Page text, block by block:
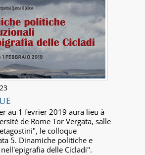
au 1 fevrier 2019 aura lieu à
de Rome Tor Vergata, salle
le colloque
5. Dinamiche politiche e
delle Cicladi".